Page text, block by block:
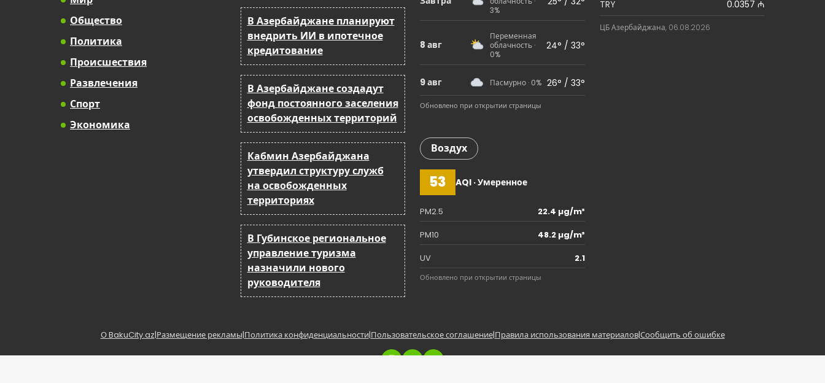
Общество
Политика
Происшествия
Развлечения
Спорт
Экономика
В Азербайджане планируют
внедрить ИИ в ипотечное
кредитование
В Азербайджане создадут
фонд постоянного заселения
освобожденных территорий
Кабмин Азербайджана
утвердил структуру служб
на освобожденных
территориях
В Губинское региональное
управление туризма
назначили нового
руководителя
3%
8 авг
Переменная
облачность ·
0%
24° / 33°
9 авг Пасмурно · 0% 26° / 33°
Обновлено при открытии страницы
Воздух
53 AQI · Умеренное
PM2.5
22.4 µg/m³
PM10
48.2 µg/m³
UV
2.1
Обновлено при открытии страницы
TRY
0.0357 ₼
ЦБ Азербайджана, 06.08.2026
О BakuCity.az|Размещение рекламы|Политика конфиденциальности|Пользовательское соглашение|Правила использования материалов|Сообщить об ошибке